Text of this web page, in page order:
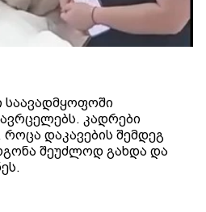
საავადმყოფოში
კადრები
დაკავების შემდეგ
შეუძლოდ გახდა და